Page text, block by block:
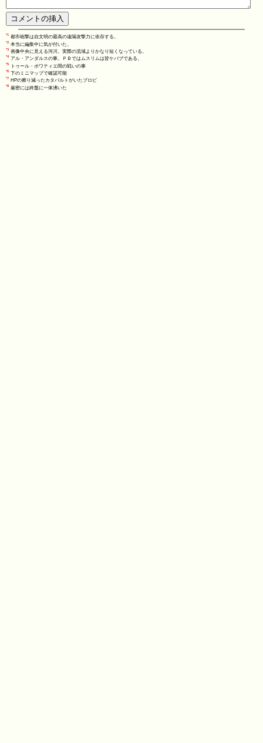
*1 都市砲撃は自文明の最高の遠隔攻撃力に依存する。
*2 本当に編集中に気が付いた。
*3 画像中央に見える河川。実際の流域よりかなり短くなっている。
*4 アル・アンダルスの事。ＰＢではムスリムは皆ケバブである。
*5 トゥール・ポワティエ間の戦いの事
*6 下のミニマップで確認可能
*7 HPの擦り減ったカタパルトがいたプロビ
*8 厳密には終盤に一体沸いた